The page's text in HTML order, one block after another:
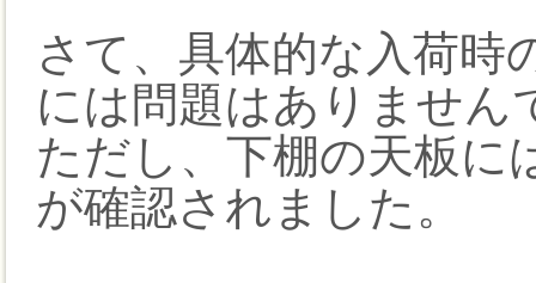
さて、具体的な入荷時
には問題はありません
ただし、下棚の天板に
が確認されました。